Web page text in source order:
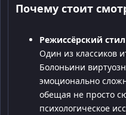
Почему стоит
Режиссёрский
Один из классиков
Болоньини
эмоционально
обещая не просто
психологическое